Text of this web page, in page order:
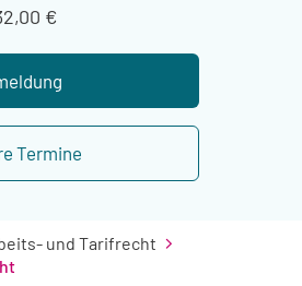
€
Termine
und Tarifrecht